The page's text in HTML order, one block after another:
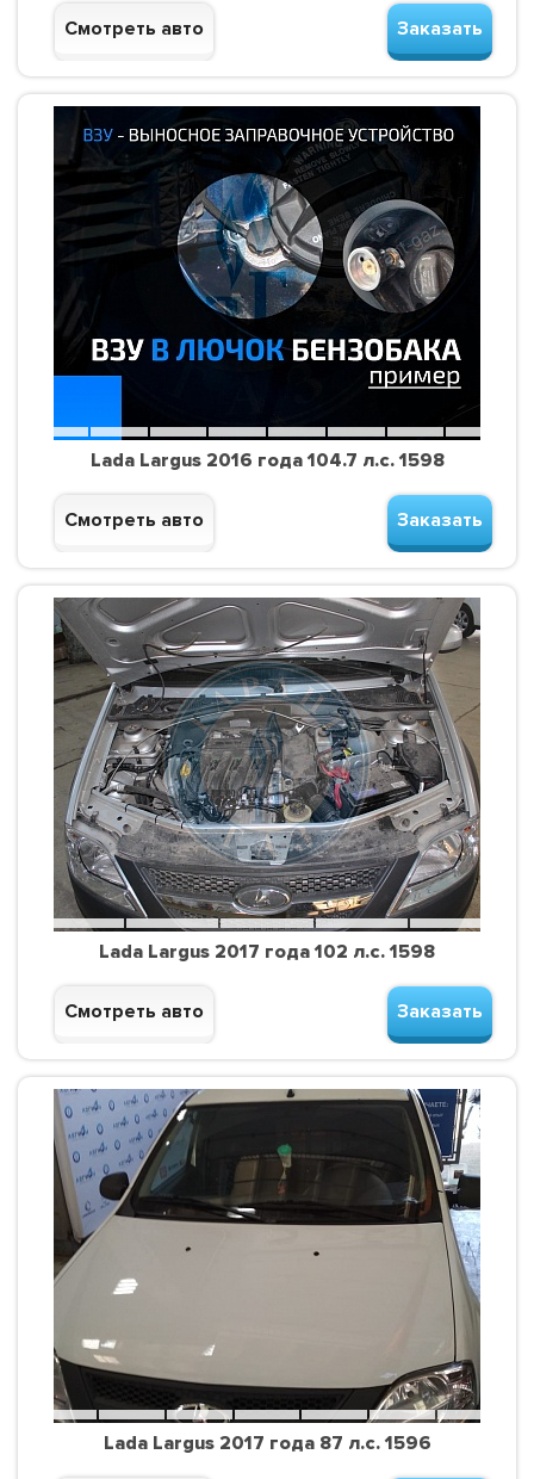
Смотреть авто Заказать
Lada Largus 2016 года 104.7 л.с. 1598
Смотреть авто Заказать
Lada Largus 2017 года 102 л.с. 1598
Смотреть авто Заказать
Lada Largus 2017 года 87 л.с. 1596